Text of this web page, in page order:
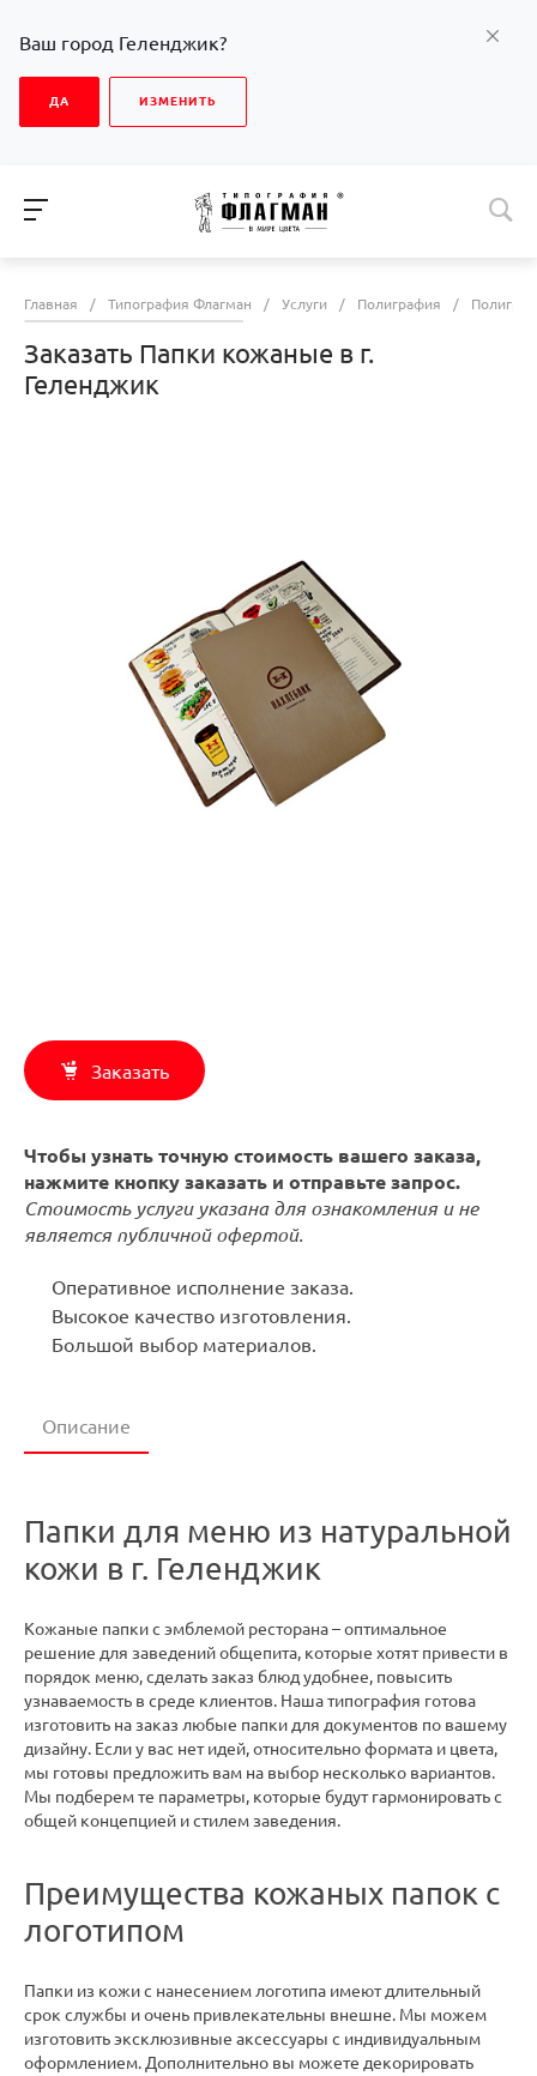
Ваш город Геленджик?
ДА ИЗМЕНИТЬ
Главная / Типография Флагман / Услуги / Полиграфия /
Заказать Папки кожаные в г.
Геленджик
Заказать
Чтобы узнать точную стоимость вашего заказа,
нажмите кнопку заказать и отправьте запрос.
Стоимость услуги указана для ознакомления и не
является публичной офертой.
Оперативное исполнение заказа.
Высокое качество изготовления.
Большой выбор материалов.
Описание
Папки для меню из натуральной
кожи в г. Геленджик
Кожаные папки с эмблемой ресторана – оптимальное
решение для заведений общепита, которые хотят привести в
порядок меню, сделать заказ блюд удобнее, повысить
узнаваемость в среде клиентов. Наша типография готова
изготовить на заказ любые папки для документов по вашему
дизайну. Если у вас нет идей, относительно формата и цвета,
мы готовы предложить вам на выбор несколько вариантов.
Мы подберем те параметры, которые будут гармонировать с
общей концепцией и стилем заведения.
Преимущества кожаных папок с
логотипом
Папки из кожи с нанесением логотипа имеют длительный
срок службы и очень привлекательны внешне. Мы можем
изготовить эксклюзивные аксессуары с индивидуальным
оформлением. Дополнительно вы можете декорировать